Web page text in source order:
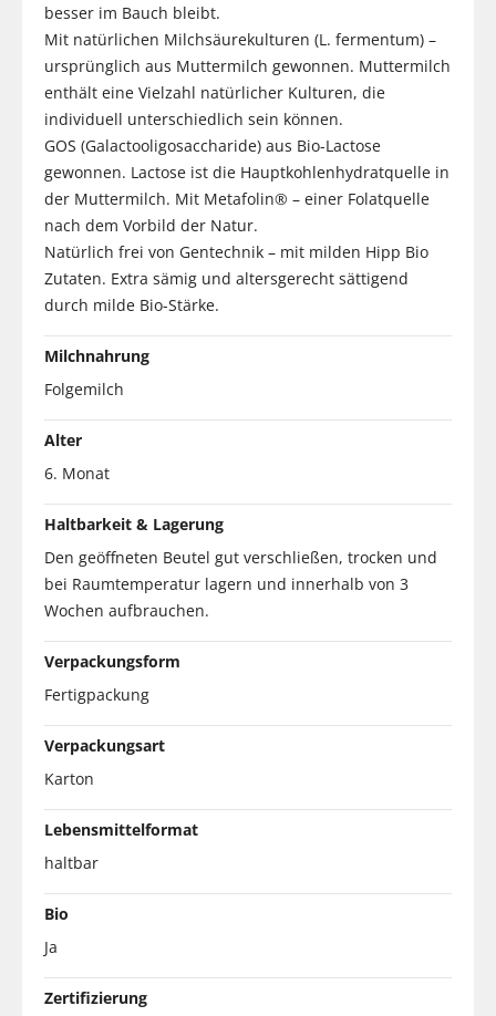
besser im Bauch bleibt.
Mit natürlichen Milchsäurekulturen (L. fermentum) –
ursprünglich aus Muttermilch gewonnen. Muttermilch
enthält eine Vielzahl natürlicher Kulturen, die
individuell unterschiedlich sein können.
GOS (Galactooligosaccharide) aus Bio-Lactose
gewonnen. Lactose ist die Hauptkohlenhydratquelle in
der Muttermilch. Mit Metafolin® – einer Folatquelle
nach dem Vorbild der Natur.
Natürlich frei von Gentechnik – mit milden Hipp Bio
Zutaten. Extra sämig und altersgerecht sättigend
durch milde Bio-Stärke.
Milchnahrung
Folgemilch
Alter
6. Monat
Haltbarkeit & Lagerung
Den geöffneten Beutel gut verschließen, trocken und
bei Raumtemperatur lagern und innerhalb von 3
Wochen aufbrauchen.
Verpackungsform
Fertigpackung
Verpackungsart
Karton
Lebensmittelformat
haltbar
Bio
Ja
Zertifizierung